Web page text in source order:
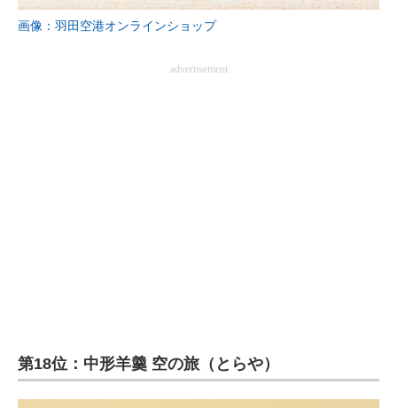
画像：羽田空港オンラインショップ
advertisement
第18位：中形羊羹 空の旅（とらや）